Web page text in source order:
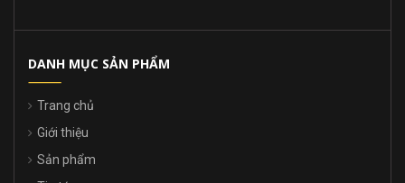
DANH MỤC SẢN PHẨM
Trang chủ
Giới thiệu
Sản phẩm